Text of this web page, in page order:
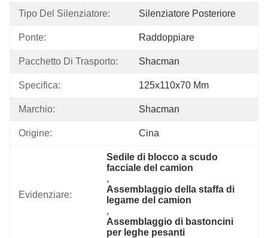
Tipo Del Silenziatore: Silenziatore Posteriore
Ponte: Raddoppiare
Pacchetto Di Trasporto: Shacman
Specifica: 125x110x70 Mm
Marchio: Shacman
Origine: Cina
Evidenziare:
Sedile di blocco a scudo
facciale del camion
,
Assemblaggio della staffa di
legame del camion
,
Assemblaggio di bastoncini
per leghe pesanti